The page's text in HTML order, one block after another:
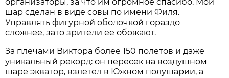
шар сделан в виде совы по имени Филя.
Управлять фигурной оболочкой гораздо
сложнее, зато зрители ее обожают.
За плечами Виктора более 150 полетов и даже
уникальный рекорд: он пересек на воздушном
шаре экватор, взлетел в Южном полушарии, а